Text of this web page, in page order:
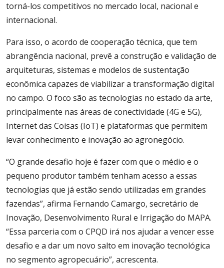
torná-los competitivos no mercado local, nacional e
internacional.
Para isso, o acordo de cooperação técnica, que tem
abrangência nacional, prevê a construção e validação de
arquiteturas, sistemas e modelos de sustentação
econômica capazes de viabilizar a transformação digital
no campo. O foco são as tecnologias no estado da arte,
principalmente nas áreas de conectividade (4G e 5G),
Internet das Coisas (IoT) e plataformas que permitem
levar conhecimento e inovação ao agronegócio.
“O grande desafio hoje é fazer com que o médio e o
pequeno produtor também tenham acesso a essas
tecnologias que já estão sendo utilizadas em grandes
fazendas”, afirma Fernando Camargo, secretário de
Inovação, Desenvolvimento Rural e Irrigação do MAPA.
“Essa parceria com o CPQD irá nos ajudar a vencer esse
desafio e a dar um novo salto em inovação tecnológica
no segmento agropecuário”, acrescenta.